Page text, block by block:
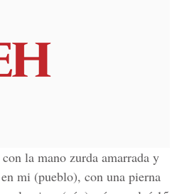
la mano zurda amarrada y
mi (pueblo), con una pierna